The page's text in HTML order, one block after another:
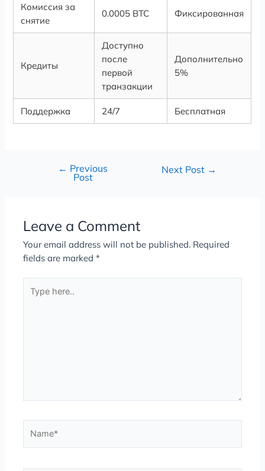
Комиссия за
снятие
0.0005 BTC Фиксированная
Кредиты
Доступно
после
первой
транзакции
Дополнительно
5%
Поддержка 24/7 Бесплатная
← Previous
Post
Next Post →
Leave a Comment
Your email address will not be published. Required
fields are marked*
here..